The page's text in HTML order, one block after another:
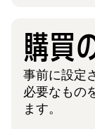
購買
事前に設定
必要なもの
ます。